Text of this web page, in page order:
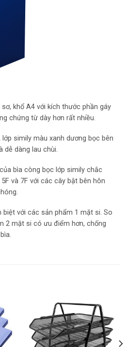
khổ A4 với kích thước phần gáy
chứng từ dày hơn rất nhiều.
simily màu xanh dương bọc bên
dễ dàng lau chùi.
bìa còng bọc lớp simily chắc
và 7F với các cây bật bên hôn
biệt với các sản phẩm 1 mặt si. So
2 mặt si có ưu điểm hơn, chống